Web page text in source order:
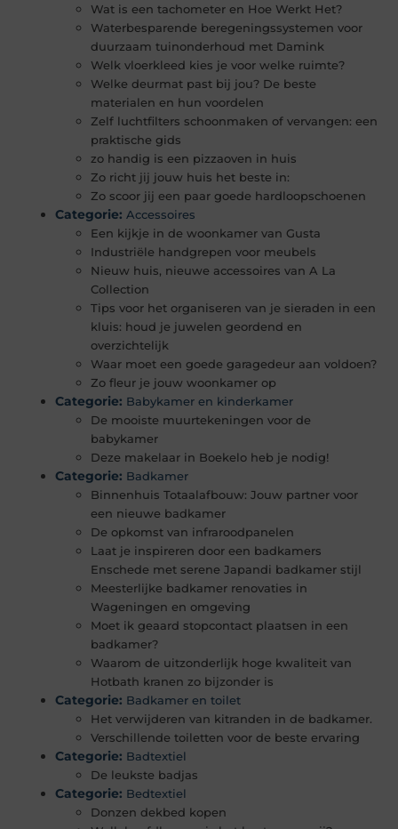
Wat is een tachometer en Hoe Werkt Het?
Waterbesparende beregeningssystemen voor
duurzaam tuinonderhoud met Damink
Welk vloerkleed kies je voor welke ruimte?
Welke deurmat past bij jou? De beste
materialen en hun voordelen
Zelf luchtfilters schoonmaken of vervangen: een
praktische gids
zo handig is een pizzaoven in huis
Zo richt jij jouw huis het beste in:
Zo scoor jij een paar goede hardloopschoenen
Categorie: Accessoires
Een kijkje in de woonkamer van Gusta
Industriële handgrepen voor meubels
Nieuw huis, nieuwe accessoires van A La
Collection
Tips voor het organiseren van je sieraden in een
kluis: houd je juwelen geordend en
overzichtelijk
Waar moet een goede garagedeur aan voldoen?
Zo fleur je jouw woonkamer op
Categorie: Babykamer en kinderkamer
De mooiste muurtekeningen voor de
babykamer
Deze makelaar in Boekelo heb je nodig!
Categorie: Badkamer
Binnenhuis Totaalafbouw: Jouw partner voor
een nieuwe badkamer
De opkomst van infraroodpanelen
Laat je inspireren door een badkamers
Enschede met serene Japandi badkamer stijl
Meesterlijke badkamer renovaties in
Wageningen en omgeving
Moet ik geaard stopcontact plaatsen in een
badkamer?
Waarom de uitzonderlijk hoge kwaliteit van
Hotbath kranen zo bijzonder is
Categorie: Badkamer en toilet
Het verwijderen van kitranden in de badkamer.
Verschillende toiletten voor de beste ervaring
Categorie: Badtextiel
De leukste badjas
Categorie: Bedtextiel
Donzen dekbed kopen